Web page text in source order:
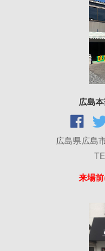
広島
広島県広島
来場